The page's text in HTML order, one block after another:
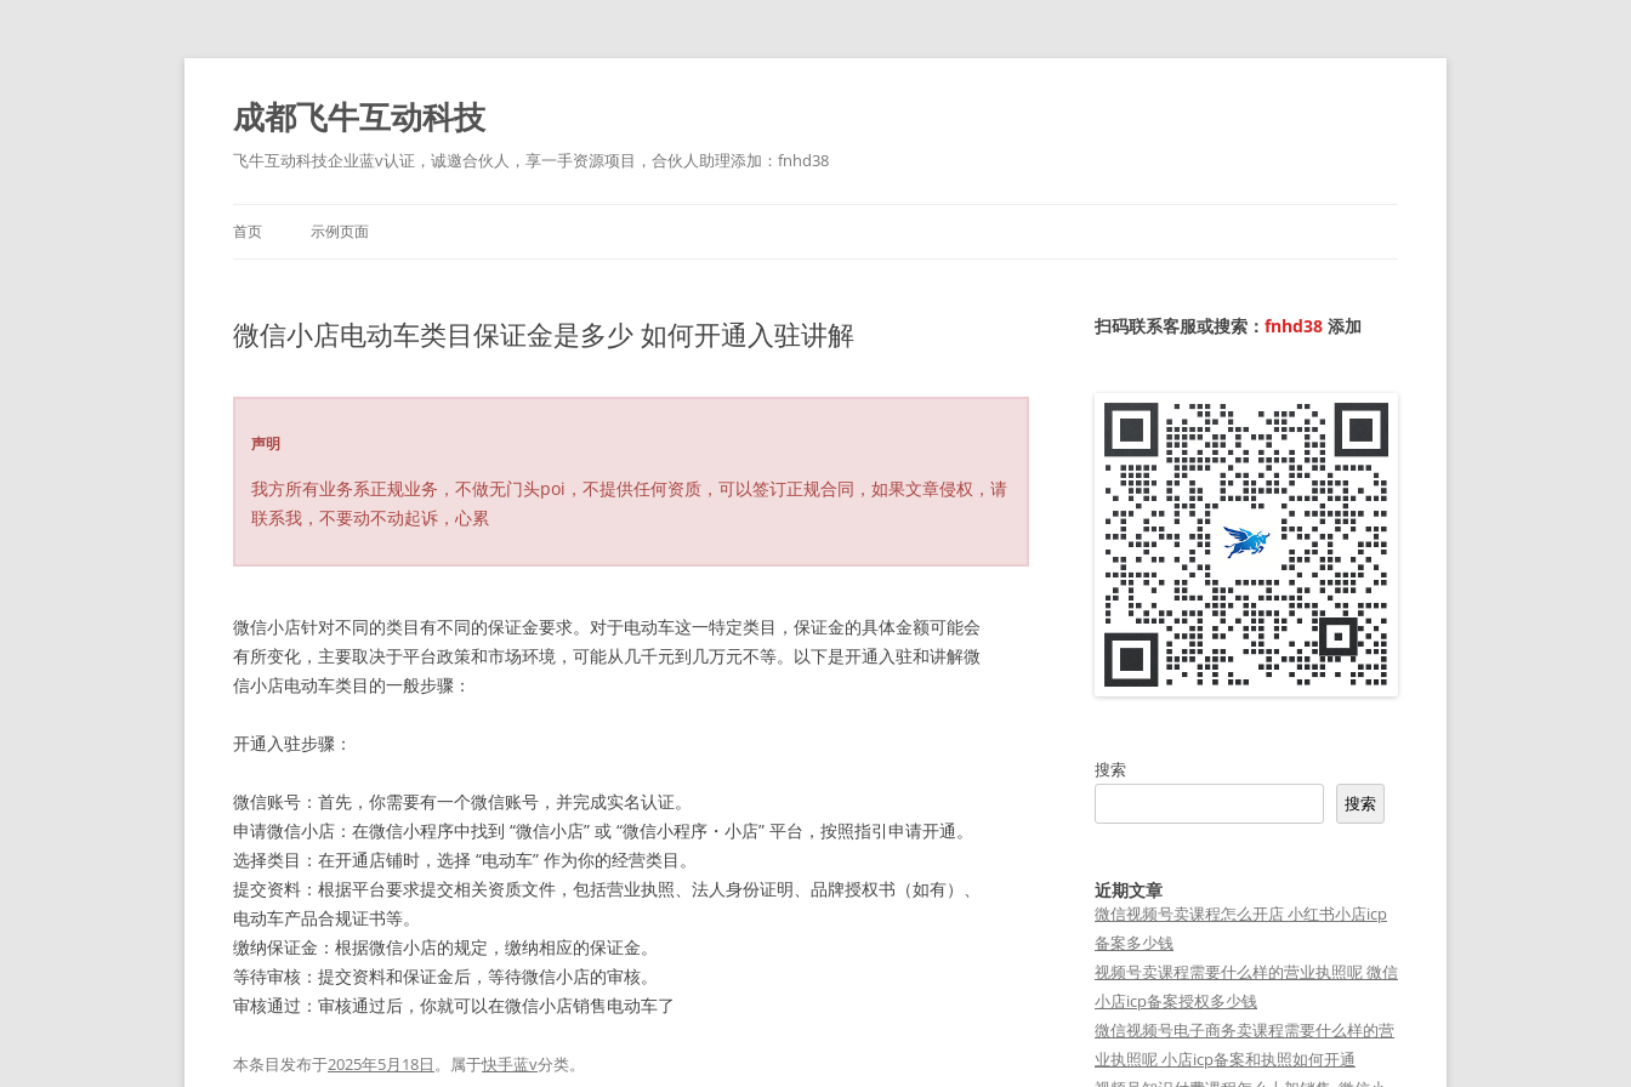
跳
文
成都飞牛互动科技
飞牛互动科技企业蓝v认证，诚邀合伙人，享一手资源项目，合伙人助理添加：fnhd38
首页 示例页面
微信小店电动车类目保证金是多少 如何开通入驻讲解
声明
我方所有业务系正规业务，不做无门头poi，不提供任何资质，可以签订正规合同，如果文章侵权，请
联系我，不要动不动起诉，心累
微信小店针对不同的类目有不同的保证金要求。对于电动车这一特定类目，保证金的具体金额可能会
有所变化，主要取决于平台政策和市场环境，可能从几千元到几万元不等。以下是开通入驻和讲解微
信小店电动车类目的一般步骤：
开通入驻步骤：
微信账号：首先，你需要有一个微信账号，并完成实名认证。
申请微信小店：在微信小程序中找到 “微信小店” 或 “微信小程序・小店” 平台，按照指引申请开通。
选择类目：在开通店铺时，选择 “电动车” 作为你的经营类目。
提交资料：根据平台要求提交相关资质文件，包括营业执照、法人身份证明、品牌授权书（如有）、
电动车产品合规证书等。
缴纳保证金：根据微信小店的规定，缴纳相应的保证金。
等待审核：提交资料和保证金后，等待微信小店的审核。
审核通过：审核通过后，你就可以在微信小店销售电动车了
本条目发布于2025年5月18日。属于快手蓝v分类。
扫码联系客服或搜索： fnhd38 添加
搜索
搜索
近期文章
微信视频号卖课程怎么开店 小红书小店icp
备案多少钱
视频号卖课程需要什么样的营业执照呢 微信
小店icp备案授权多少钱
微信视频号电子商务卖课程需要什么样的营
业执照呢 小店icp备案和执照如何开通